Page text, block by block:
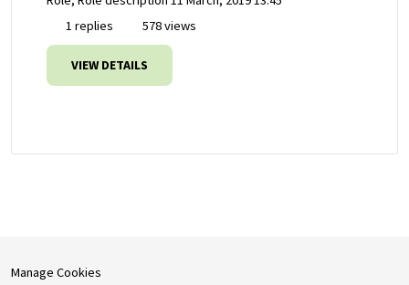
1 replies
578 views
VIEW DETAILS
Manage Cookies